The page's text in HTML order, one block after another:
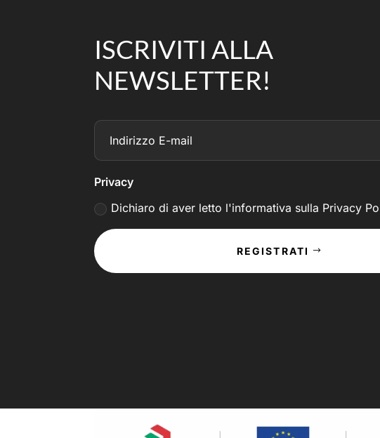
ISCRIVITI ALLA
NEWSLETTER!
Privacy
Dichiaro di aver letto l'informativa sulla Privacy
REGISTRATI